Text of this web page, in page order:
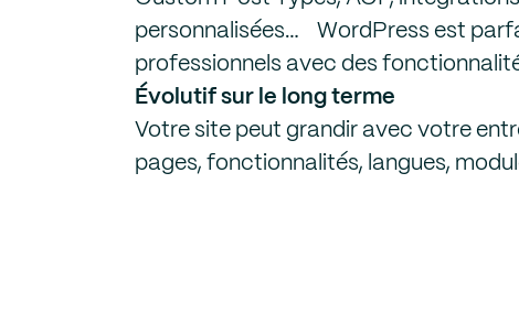
personnalisées… WordPress est
professionnels avec des
Évolutif sur le long terme
Votre site peut grandir avec votre
pages, fonctionnalités, langues,